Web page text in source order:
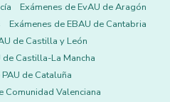
Exámenes de EvAU de Aragón
Exámenes de EBAU de Cantabria
de Castilla y León
de Castilla-La Mancha
de Cataluña
Comunidad Valenciana